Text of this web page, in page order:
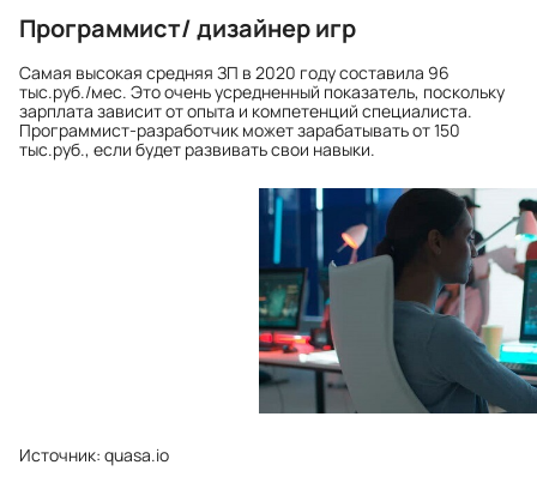
Программист/ дизайнер игр
Самая высокая средняя ЗП в 2020 годусоставила 96
тыс.руб./мес. Это очень усредненный показатель, поскольку
зарплата зависит от опыта и компетенций специалиста.
Программист-разработчик может зарабатывать от 150
тыс.руб., если будет развивать свои навыки.
Источник: quasa.io